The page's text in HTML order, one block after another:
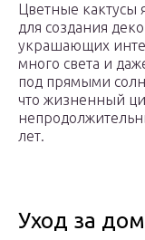
Цветные кактусы
для создания
украшающих
много света и
под прямыми
что жизненный
лет.
Уход за